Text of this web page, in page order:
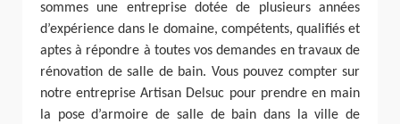
sommes une entreprise dotée de plusieurs années
d’expérience dans le domaine, compétents, qualifiés et
aptes à répondre à toutes vos demandes en travaux de
rénovation de salle de bain. Vous pouvez compter sur
notre entreprise Artisan Delsuc pour prendre en main
la pose d’armoire de salle de bain dans la ville de